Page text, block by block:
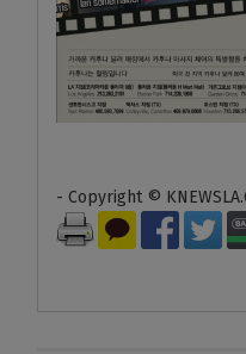
- Copyright ©